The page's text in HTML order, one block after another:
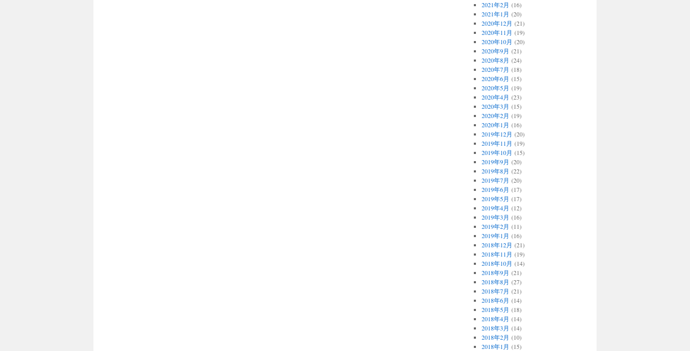
2021年2月 (16)
2021年1月 (20)
2020年12月 (21)
2020年11月 (19)
2020年10月 (20)
2020年9月 (21)
2020年8月 (24)
2020年7月 (18)
2020年6月 (15)
2020年5月 (19)
2020年4月 (23)
2020年3月 (15)
2020年2月 (19)
2020年1月 (16)
2019年12月 (20)
2019年11月 (19)
2019年10月 (15)
2019年9月 (20)
2019年8月 (22)
2019年7月 (20)
2019年6月 (17)
2019年5月 (17)
2019年4月 (12)
2019年3月 (16)
2019年2月 (11)
2019年1月 (16)
2018年12月 (21)
2018年11月 (19)
2018年10月 (14)
2018年9月 (21)
2018年8月 (27)
2018年7月 (21)
2018年6月 (14)
2018年5月 (18)
2018年4月 (14)
2018年3月 (14)
2018年2月 (10)
2018年1月 (15)